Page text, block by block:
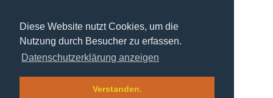
Diese Website nutzt Cookies, um die
Nutzung durch Besucher zu erfassen.
Datenschutzerklärung anzeigen
Verstanden.